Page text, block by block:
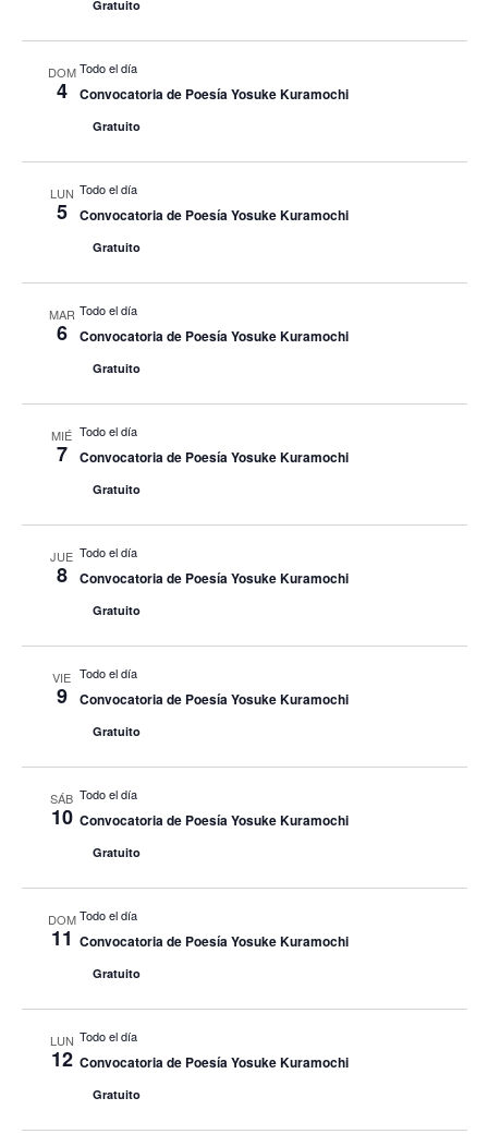
Gratuito
DOM
4
Todo el día
Convocatoria de Poesía Yosuke Kuramochi
Gratuito
LUN
5
Todo el día
Convocatoria de Poesía Yosuke Kuramochi
Gratuito
MAR
6
Todo el día
Convocatoria de Poesía Yosuke Kuramochi
Gratuito
MIÉ
7
Todo el día
Convocatoria de Poesía Yosuke Kuramochi
Gratuito
JUE
8
Todo el día
Convocatoria de Poesía Yosuke Kuramochi
Gratuito
VIE
9
Todo el día
Convocatoria de Poesía Yosuke Kuramochi
Gratuito
SÁB
10
Todo el día
Convocatoria de Poesía Yosuke Kuramochi
Gratuito
DOM
11
Todo el día
Convocatoria de Poesía Yosuke Kuramochi
Gratuito
LUN
12
Todo el día
Convocatoria de Poesía Yosuke Kuramochi
Gratuito